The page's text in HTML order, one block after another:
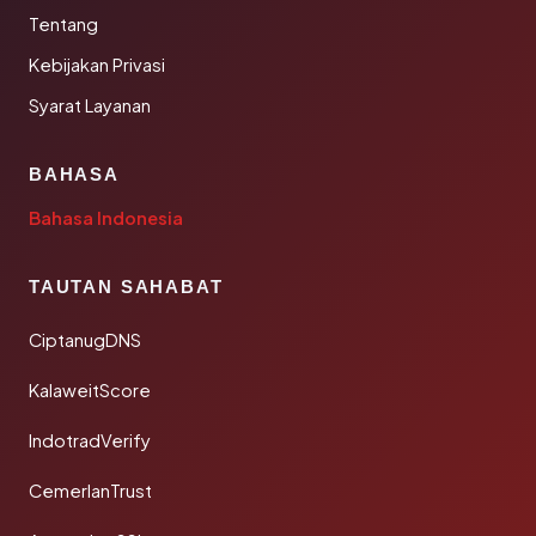
Tentang
Kebijakan Privasi
Syarat Layanan
BAHASA
Bahasa Indonesia
TAUTAN SAHABAT
CiptanugDNS
KalaweitScore
IndotradVerify
CemerlanTrust